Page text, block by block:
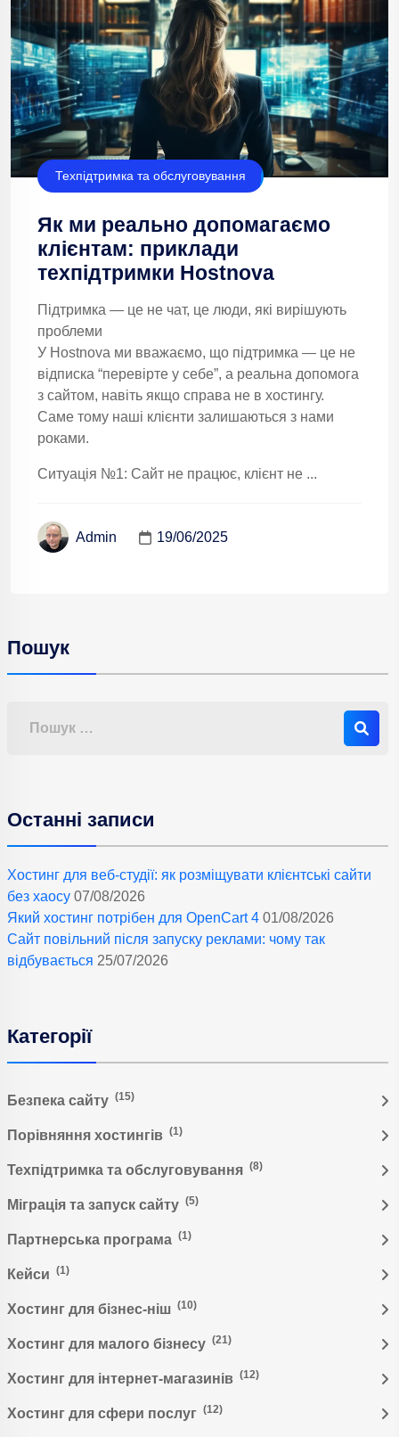
Техпідтримка та обслуговування
Як ми реально допомагаємо
клієнтам: приклади
техпідтримки Hostnova
Підтримка — це не чат, це люди, які вирішують
проблеми
У Hostnova ми вважаємо, що підтримка — це не
відписка “перевірте у себе”, а реальна допомога
з сайтом, навіть якщо справа не в хостингу.
Саме тому наші клієнти залишаються з нами
роками.
Ситуація №1: Сайт не працює, клієнт не ...
Admin 19/06/2025
Пошук
Останні записи
Хостинг для веб-студії: як розміщувати клієнтські сайти
без хаосу 07/08/2026
Який хостинг потрібен для OpenCart 4 01/08/2026
Сайт повільний після запуску реклами: чому так
відбувається 25/07/2026
Категорії
Безпека сайту (15)
Порівняння хостингів (1)
Техпідтримка та обслуговування (8)
Міграція та запуск сайту (5)
Партнерська програма (1)
Кейси (1)
Хостинг для бізнес-ніш (10)
Хостинг для малого бізнесу (21)
Хостинг для інтернет-магазинів (12)
Хостинг для сфери послуг (12)